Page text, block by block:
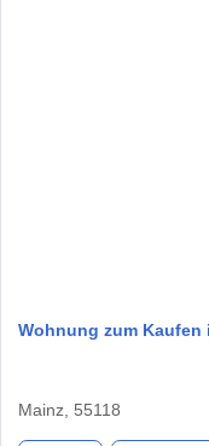
Wohnung zum Kaufen
Mainz, 55118